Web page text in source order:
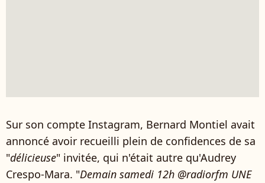
Sur son compte Instagram, Bernard Montiel avait
annoncé avoir recueilli plein de confidences de sa
"délicieuse" invitée, qui n'était autre qu'Audrey
Crespo-Mara. "Demain samedi 12h @radiorfm UNE